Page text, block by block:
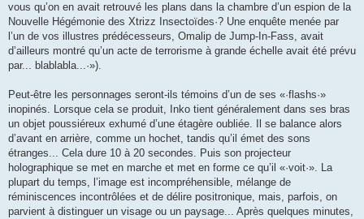
vous qu’on en avait retrouvé les plans dans la chambre d’un espion de la
Nouvelle Hégémonie des Xtrizz Insectoïdes·? Une enquête menée par
l’un de vos illustres prédécesseurs, Omalip de Jump-In-Fass, avait
d’ailleurs montré qu’un acte de terrorisme à grande échelle avait été prévu
par... blablabla...·»).
Peut-être les personnages seront-ils témoins d’un de ses «·flashs·»
inopinés. Lorsque cela se produit, Inko tient généralement dans ses bras
un objet poussiéreux exhumé d’une étagère oubliée. Il se balance alors
d’avant en arrière, comme un hochet, tandis qu’il émet des sons
étranges... Cela dure 10 à 20 secondes. Puis son projecteur
holographique se met en marche et met en forme ce qu’il «·voit·». La
plupart du temps, l’image est incompréhensible, mélange de
réminiscences incontrôlées et de délire positronique, mais, parfois, on
parvient à distinguer un visage ou un paysage... Après quelques minutes,